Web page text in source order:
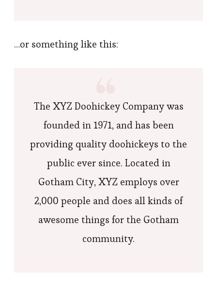
…or something like this:
The XYZ Doohickey Company was
founded in 1971, and has been
providing quality doohickeys to the
public ever since. Located in
Gotham City, XYZ employs over
2,000 people and does all kinds of
awesome things for the Gotham
community.